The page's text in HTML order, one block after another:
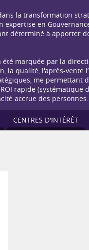
la transformation
en
déterminé à apporter
été marquée par la
qualité, l'après-vente
me permettant
rapide (systématique
accrue des personnes...
CENTRES D'INTÉRÊT